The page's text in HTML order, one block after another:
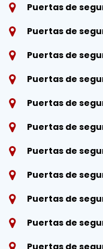
Puertas de
Puertas de
Puertas de
Puertas de
Puertas de
Puertas de
Puertas de
Puertas de
Puertas de
Puertas de
Puertas de